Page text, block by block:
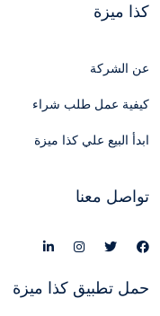
كذا ميزة
عن الشركة
كيفية عمل طلب شراء
ابدأ البيع علي كذا ميزة
تواصل معنا
حمل تطبيق كذا ميزة